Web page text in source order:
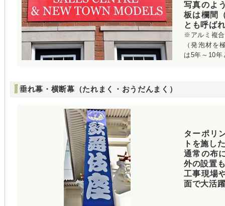
写真のよ
板は欄間
とも呼ば
※アルミ複
（発泡材を
は5年～10
垂れ幕・横断幕（たれまく・おうだんまく）
ターポリ
トを施し
通常の布
外の設置
工事現場
面で大活